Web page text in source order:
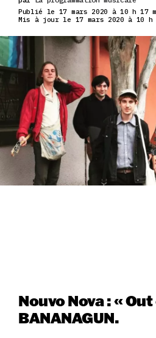
Publié le 17 mars 2020 à 10 h 17
Mis à jour le 17 mars 2020 à 10 h
Nouvo Nova : «
BANANAGUN.